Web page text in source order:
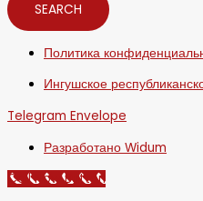
SEARCH
Политика
Ингушское
Telegram Envelope
Разработано Widum
Call Now Button